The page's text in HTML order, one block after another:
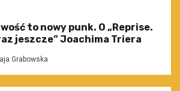
to nowy punk. O „Reprise.
jeszcze” Joachima Triera
Grabowska